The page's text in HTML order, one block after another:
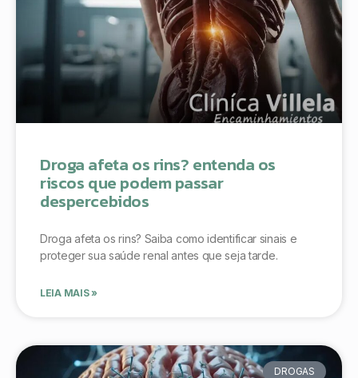
Droga afeta os rins? entenda os
riscos que podem passar
despercebidos
Droga afeta os rins? Saiba como identificar sinais e
proteger sua saúde renal antes que seja tarde.
LEIA MAIS »
DROGAS